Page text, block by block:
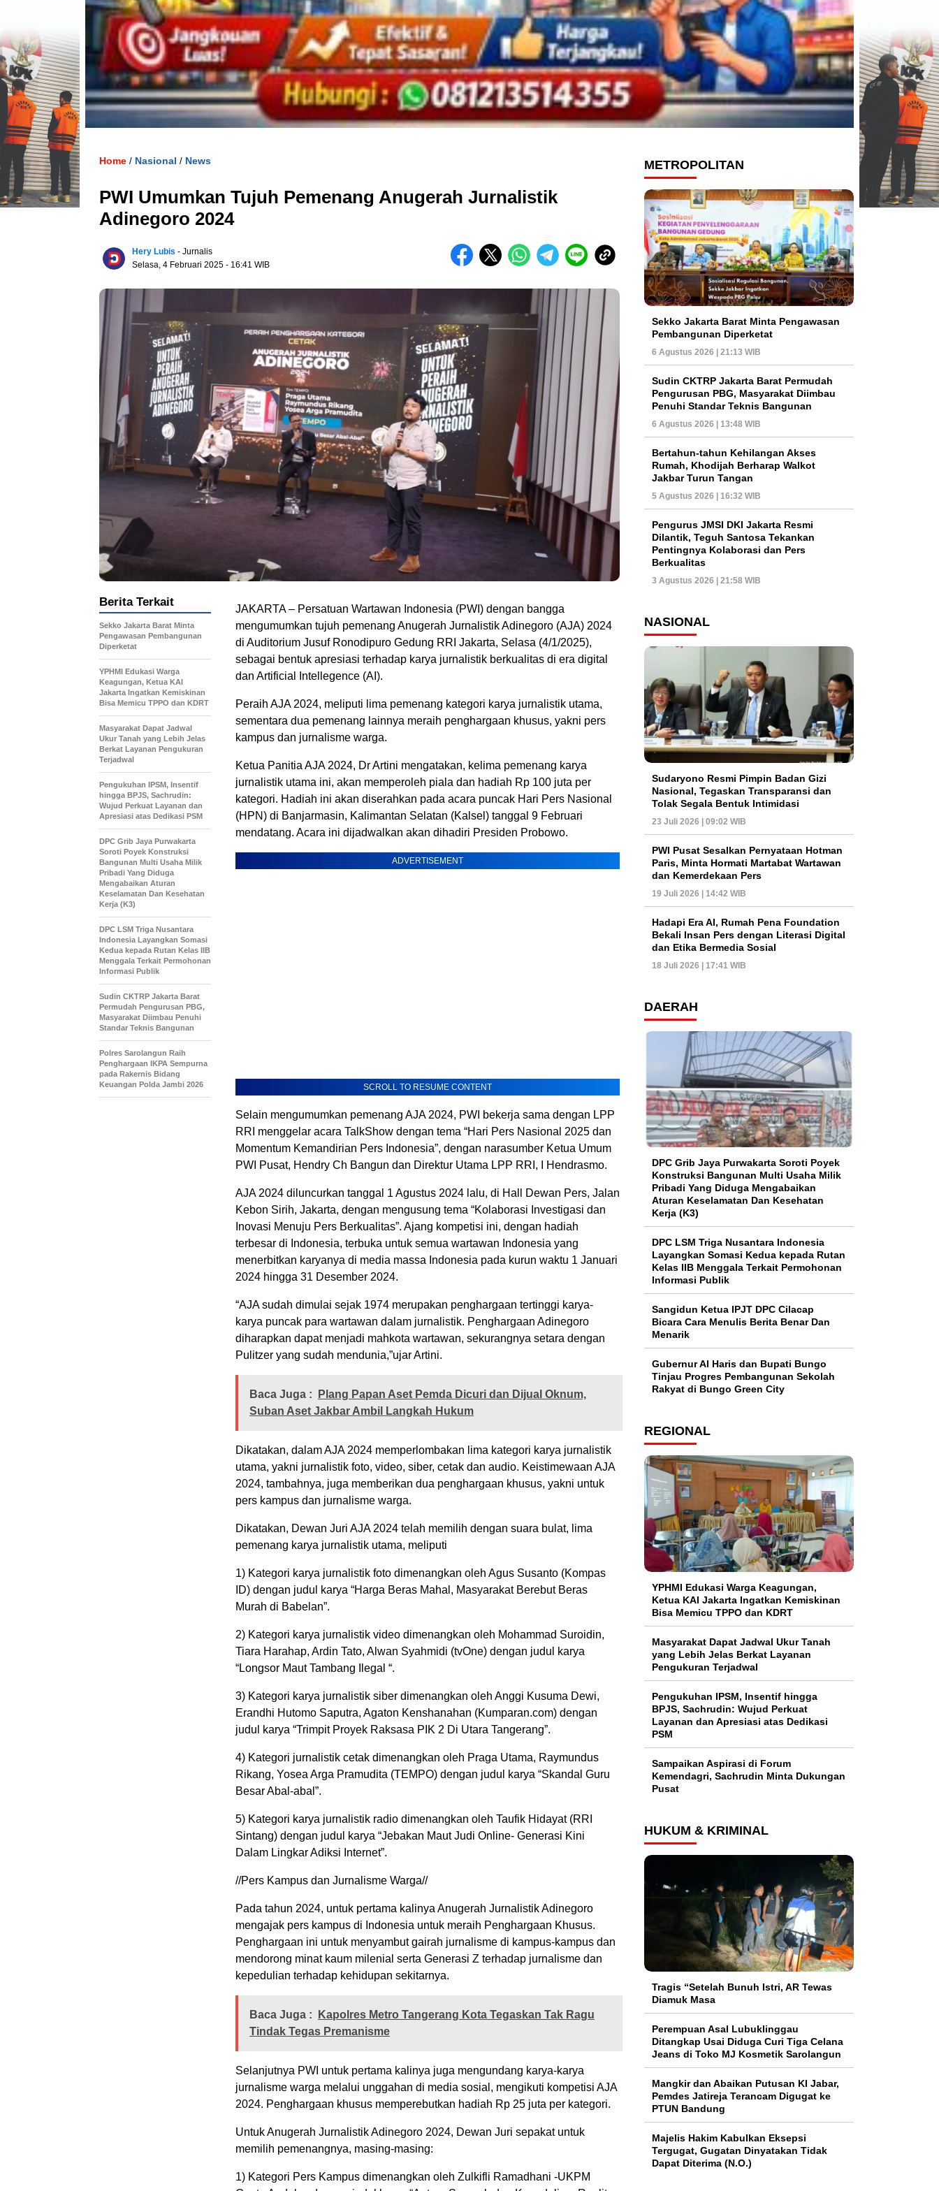
Home / Nasional / News
PWI Umumkan Tujuh Pemenang Anugerah Jurnalistik
Adinegoro 2024
Hery Lubis - Jurnalis
Selasa, 4 Februari 2025 - 16:41 WIB
JAKARTA – Persatuan Wartawan Indonesia (PWI) dengan bangga
mengumumkan tujuh pemenang Anugerah Jurnalistik Adinegoro (AJA) 2024
di Auditorium Jusuf Ronodipuro Gedung RRI Jakarta, Selasa (4/1/2025),
sebagai bentuk apresiasi terhadap karya jurnalistik berkualitas di era digital
dan Artificial Intellegence (AI).
Peraih AJA 2024, meliputi lima pemenang kategori karya jurnalistik utama,
sementara dua pemenang lainnya meraih penghargaan khusus, yakni pers
kampus dan jurnalisme warga.
Ketua Panitia AJA 2024, Dr Artini mengatakan, kelima pemenang karya
jurnalistik utama ini, akan memperoleh piala dan hadiah Rp 100 juta per
kategori. Hadiah ini akan diserahkan pada acara puncak Hari Pers Nasional
(HPN) di Banjarmasin, Kalimantan Selatan (Kalsel) tanggal 9 Februari
mendatang. Acara ini dijadwalkan akan dihadiri Presiden Probowo.
ADVERTISEMENT
SCROLL TO RESUME CONTENT
Selain mengumumkan pemenang AJA 2024, PWI bekerja sama dengan LPP
RRI menggelar acara TalkShow dengan tema “Hari Pers Nasional 2025 dan
Momentum Kemandirian Pers Indonesia”, dengan narasumber Ketua Umum
PWI Pusat, Hendry Ch Bangun dan Direktur Utama LPP RRI, I Hendrasmo.
AJA 2024 diluncurkan tanggal 1 Agustus 2024 lalu, di Hall Dewan Pers, Jalan
Kebon Sirih, Jakarta, dengan mengusung tema “Kolaborasi Investigasi dan
Inovasi Menuju Pers Berkualitas”. Ajang kompetisi ini, dengan hadiah
terbesar di Indonesia, terbuka untuk semua wartawan Indonesia yang
menerbitkan karyanya di media massa Indonesia pada kurun waktu 1 Januari
2024 hingga 31 Desember 2024.
“AJA sudah dimulai sejak 1974 merupakan penghargaan tertinggi karya-
karya puncak para wartawan dalam jurnalistik. Penghargaan Adinegoro
diharapkan dapat menjadi mahkota wartawan, sekurangnya setara dengan
Pulitzer yang sudah mendunia,”ujar Artini.
Baca Juga :
Plang Papan Aset Pemda Dicuri dan Dijual Oknum,
Suban Aset Jakbar Ambil Langkah Hukum
Dikatakan, dalam AJA 2024 memperlombakan lima kategori karya jurnalistik
utama, yakni jurnalistik foto, video, siber, cetak dan audio. Keistimewaan AJA
2024, tambahnya, juga memberikan dua penghargaan khusus, yakni untuk
pers kampus dan jurnalisme warga.
Dikatakan, Dewan Juri AJA 2024 telah memilih dengan suara bulat, lima
pemenang karya jurnalistik utama, meliputi
1) Kategori karya jurnalistik foto dimenangkan oleh Agus Susanto (Kompas
ID) dengan judul karya “Harga Beras Mahal, Masyarakat Berebut Beras
Murah di Babelan”.
2) Kategori karya jurnalistik video dimenangkan oleh Mohammad Suroidin,
Tiara Harahap, Ardin Tato, Alwan Syahmidi (tvOne) dengan judul karya
“Longsor Maut Tambang Ilegal “.
3) Kategori karya jurnalistik siber dimenangkan oleh Anggi Kusuma Dewi,
Erandhi Hutomo Saputra, Agaton Kenshanahan (Kumparan.com) dengan
judul karya “Trimpit Proyek Raksasa PIK 2 Di Utara Tangerang”.
4) Kategori jurnalistik cetak dimenangkan oleh Praga Utama, Raymundus
Rikang, Yosea Arga Pramudita (TEMPO) dengan judul karya “Skandal Guru
Besar Abal-abal”.
5) Kategori karya jurnalistik radio dimenangkan oleh Taufik Hidayat (RRI
Sintang) dengan judul karya “Jebakan Maut Judi Online- Generasi Kini
Dalam Lingkar Adiksi Internet”.
//Pers Kampus dan Jurnalisme Warga//
Pada tahun 2024, untuk pertama kalinya Anugerah Jurnalistik Adinegoro
mengajak pers kampus di Indonesia untuk meraih Penghargaan Khusus.
Penghargaan ini untuk menyambut gairah jurnalisme di kampus-kampus dan
mendorong minat kaum milenial serta Generasi Z terhadap jurnalisme dan
kepedulian terhadap kehidupan sekitarnya.
Baca Juga :
Kapolres Metro Tangerang Kota Tegaskan Tak Ragu
Tindak Tegas Premanisme
Selanjutnya PWI untuk pertama kalinya juga mengundang karya-karya
jurnalisme warga melalui unggahan di media sosial, mengikuti kompetisi AJA
2024. Penghargaan khusus memperebutkan hadiah Rp 25 juta per kategori.
Untuk Anugerah Jurnalistik Adinegoro 2024, Dewan Juri sepakat untuk
memilih pemenangnya, masing-masing:
1) Kategori Pers Kampus dimenangkan oleh Zulkifli Ramadhani -UKPM
Berita Terkait
Sekko Jakarta Barat Minta
Pengawasan Pembangunan
Diperketat
YPHMI Edukasi Warga
Keagungan, Ketua KAI
Jakarta Ingatkan Kemiskinan
Bisa Memicu TPPO dan KDRT
Masyarakat Dapat Jadwal
Ukur Tanah yang Lebih Jelas
Berkat Layanan Pengukuran
Terjadwal
Pengukuhan IPSM, Insentif
hingga BPJS, Sachrudin:
Wujud Perkuat Layanan dan
Apresiasi atas Dedikasi PSM
DPC Grib Jaya Purwakarta
Soroti Poyek Konstruksi
Bangunan Multi Usaha Milik
Pribadi Yang Diduga
Mengabaikan Aturan
Keselamatan Dan Kesehatan
Kerja (K3)
DPC LSM Triga Nusantara
Indonesia Layangkan Somasi
Kedua kepada Rutan Kelas IIB
Menggala Terkait Permohonan
Informasi Publik
Sudin CKTRP Jakarta Barat
Permudah Pengurusan PBG,
Masyarakat Diimbau Penuhi
Standar Teknis Bangunan
Polres Sarolangun Raih
Penghargaan IKPA Sempurna
pada Rakernis Bidang
Keuangan Polda Jambi 2026
METROPOLITAN
Sekko Jakarta Barat Minta Pengawasan
Pembangunan Diperketat
6 Agustus 2026 | 21:13 WIB
Sudin CKTRP Jakarta Barat Permudah
Pengurusan PBG, Masyarakat Diimbau
Penuhi Standar Teknis Bangunan
6 Agustus 2026 | 13:48 WIB
Bertahun-tahun Kehilangan Akses
Rumah, Khodijah Berharap Walkot
Jakbar Turun Tangan
5 Agustus 2026 | 16:32 WIB
Pengurus JMSI DKI Jakarta Resmi
Dilantik, Teguh Santosa Tekankan
Pentingnya Kolaborasi dan Pers
Berkualitas
3 Agustus 2026 | 21:58 WIB
NASIONAL
Sudaryono Resmi Pimpin Badan Gizi
Nasional, Tegaskan Transparansi dan
Tolak Segala Bentuk Intimidasi
23 Juli 2026 | 09:02 WIB
PWI Pusat Sesalkan Pernyataan Hotman
Paris, Minta Hormati Martabat Wartawan
dan Kemerdekaan Pers
19 Juli 2026 | 14:42 WIB
Hadapi Era AI, Rumah Pena Foundation
Bekali Insan Pers dengan Literasi Digital
dan Etika Bermedia Sosial
18 Juli 2026 | 17:41 WIB
DAERAH
DPC Grib Jaya Purwakarta Soroti Poyek
Konstruksi Bangunan Multi Usaha Milik
Pribadi Yang Diduga Mengabaikan
Aturan Keselamatan Dan Kesehatan
Kerja (K3)
DPC LSM Triga Nusantara Indonesia
Layangkan Somasi Kedua kepada Rutan
Kelas IIB Menggala Terkait Permohonan
Informasi Publik
Sangidun Ketua IPJT DPC Cilacap
Bicara Cara Menulis Berita Benar Dan
Menarik
​Gubernur Al Haris dan Bupati Bungo
Tinjau Progres Pembangunan Sekolah
Rakyat di Bungo Green City
REGIONAL
YPHMI Edukasi Warga Keagungan,
Ketua KAI Jakarta Ingatkan Kemiskinan
Bisa Memicu TPPO dan KDRT
Masyarakat Dapat Jadwal Ukur Tanah
yang Lebih Jelas Berkat Layanan
Pengukuran Terjadwal
Pengukuhan IPSM, Insentif hingga
BPJS, Sachrudin: Wujud Perkuat
Layanan dan Apresiasi atas Dedikasi
PSM
Sampaikan Aspirasi di Forum
Kemendagri, Sachrudin Minta Dukungan
Pusat
HUKUM & KRIMINAL
Tragis “Setelah Bunuh Istri, AR Tewas
Diamuk Masa
Perempuan Asal Lubuklinggau
Ditangkap Usai Diduga Curi Tiga Celana
Jeans di Toko MJ Kosmetik Sarolangun
Mangkir dan Abaikan Putusan KI Jabar,
Pemdes Jatireja Terancam Digugat ke
PTUN Bandung
Majelis Hakim Kabulkan Eksepsi
Tergugat, Gugatan Dinyatakan Tidak
Dapat Diterima (N.O.)